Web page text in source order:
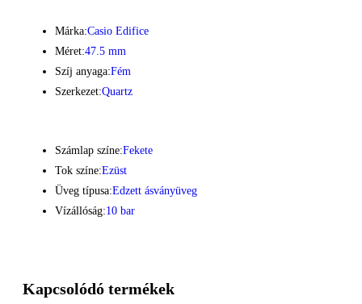
Márka:Casio Edifice
Méret:47.5 mm
Szíj anyaga:Fém
Szerkezet:Quartz
Számlap színe:Fekete
Tok színe:Ezüst
Üveg típusa:Edzett ásványüveg
Vízállóság:10 bar
Kapcsolódó termékek